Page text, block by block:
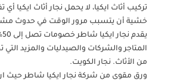
تركيب أثاث ايكيا، لا يحمل نجار أثاث ايكيا
خشية أن يتسبب مرور الوقت في حدوث
المتاجر والشركات والصيدليات والمزيد التي
من الأثاث. نجار الكويت.
ورق مقوى من شركة نجار ايكيا شاطر حيث ان